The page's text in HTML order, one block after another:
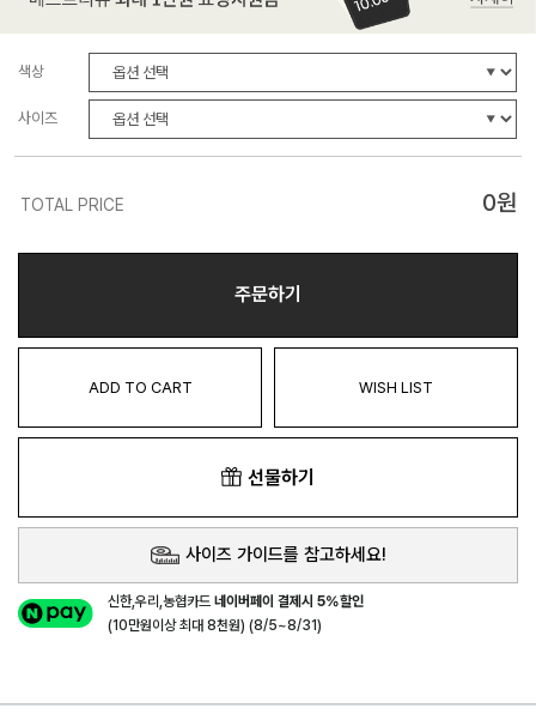
색상
사이즈
TOTAL PRICE 0원
주문하기
ADD TO CART WISH LIST
선물하기
사이즈 가이드를 참고하세요!
신한,우리,농협카드네이버페이 결제시 5%할인
(10만원이상 최대 8천원) (8/5~8/31)